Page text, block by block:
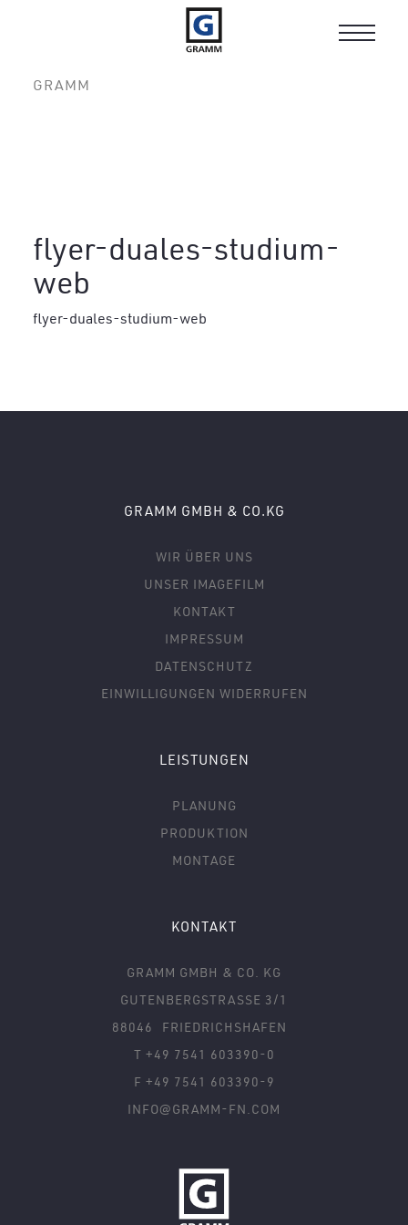
Toggle
GRAMM
flyer-duales-studium-
web
flyer-duales-studium-web
GRAMM GMBH & CO.KG
WIR ÜBER UNS
UNSER IMAGEFILM
KONTAKT
IMPRESSUM
DATENSCHUTZ
EINWILLIGUNGEN WIDERRUFEN
LEISTUNGEN
PLANUNG
PRODUKTION
MONTAGE
KONTAKT
GRAMM GMBH & CO. KG
GUTENBERGSTRASSE 3/1
88046
FRIEDRICHSHAFEN
T +49 7541 603390-0
F +49 7541 603390-9
INFO@GRAMM-FN.COM